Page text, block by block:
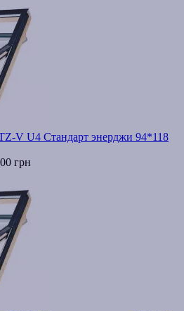
V U4 Стандарт энерджи 94*118
грн